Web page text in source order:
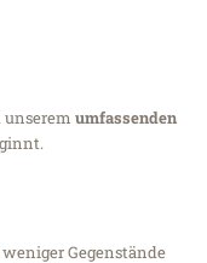
umfassenden
Gegenstände